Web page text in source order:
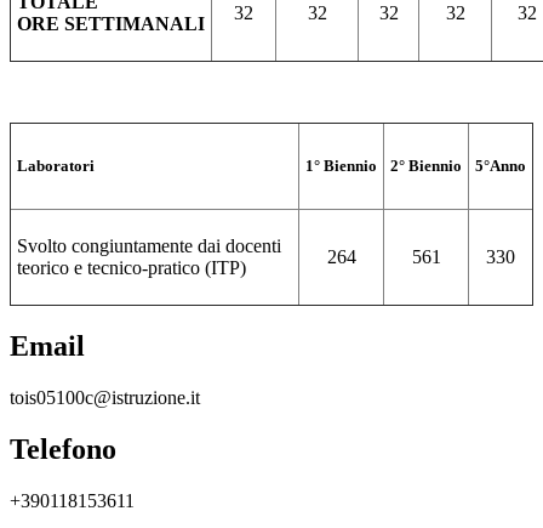
ORE SETTIMANALI
32 32 32 32 32
Laboratori 1° Biennio 2° Biennio 5°Anno
Svolto congiuntamente dai docenti
teorico e tecnico-pratico (ITP)
264 561 330
Email
tois05100c@istruzione.it
Telefono
+390118153611